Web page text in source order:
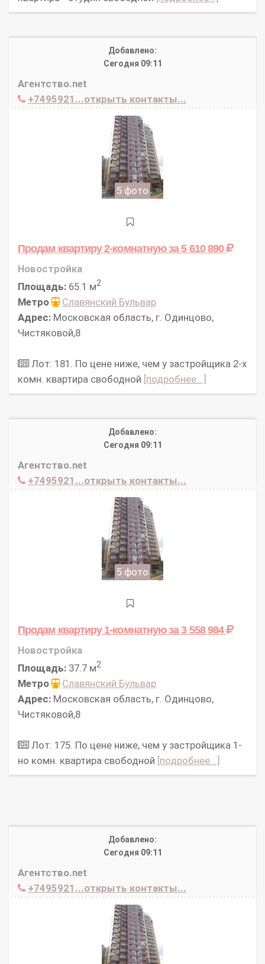
Добавлено:
Сегодня 09:11
Агентство.net
+7495921...открыть контакты...
5 фото
Продам квартиру 2-комнатнуюза 5 610 890
Новостройка
Площадь: 65.1 м2
Метро
Славянский Бульвар
Адрес: Московская область, г. Одинцово,
Чистяковой,8
Лот: 181. По цене ниже, чем у застройщика 2-х
комн. квартира свободной [подробнее...]
Добавлено:
Сегодня 09:11
Агентство.net
+7495921...открыть контакты...
5 фото
Продам квартиру 1-комнатнуюза 3 558 984
Новостройка
Площадь: 37.7 м2
Метро
Славянский Бульвар
Адрес: Московская область, г. Одинцово,
Чистяковой,8
Лот: 175. По цене ниже, чем у застройщика 1-
но комн. квартира свободной [подробнее...]
Добавлено:
Сегодня 09:11
Агентство.net
+7495921...открыть контакты...